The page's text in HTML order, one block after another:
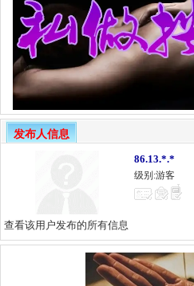
发布人信息
86.13.*.*
级别:游客
查看该用户发布的所有信息